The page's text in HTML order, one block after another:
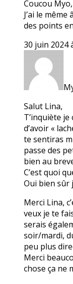
Coucou
J’ai le
des points
30 juin 2024
Salut Lina,
T’inquiète
d’avoir «
te sentiras
passe des
bien au
C’est quoi
Oui bien sûr
Merci Lina,
veux je te
serais
soir/mardi,
peu plus
Merci
chose ça ne